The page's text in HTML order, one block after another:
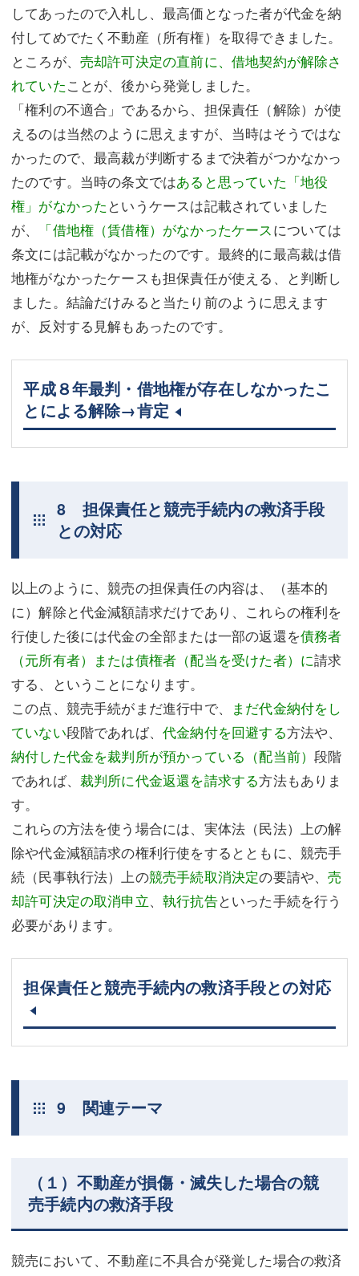
してあったので入札し、最高価となった者が代金を納
付してめでたく不動産（所有権）を取得できました。
ところが、 売却許可決定の直前に、借地契約が解除さ
れていたことが、後から発覚しました。
「権利の不適合」であるから、担保責任（解除）が使
えるのは当然のように思えますが、当時はそうではな
かったので、最高裁が判断するまで決着がつかなかっ
たのです。当時の条文ではあると思っていた「地役
権」がなかった というケースは記載されていました
が、
「借地権（賃借権）がなかったケースについては
条文には記載がなかったのです。最終的に最高裁は借
地権がなかったケースも担保責任が使える、と判断し
ました。結論だけみると当たり前のように思えます
が、反対する見解もあったのです。
平成８年最判・借地権が存在しなかったこ
とによる解除→肯定
8 担保責任と競売手続内の救済手段
との対応
以上のように、競売の担保責任の内容は、（基本的
に）解除と代金減額請求だけであり、これらの権利を
行使した後には代金の全部または一部の返還を債務者
（元所有者）または債権者（配当を受けた者）に請求
する、ということになります。
この点、競売手続がまだ進行中で、
まだ代金納付をし
ていない段階であれば、代金納付を回避する方法や、
納付した代金を裁判所が預かっている（配当前）段階
であれば、 裁判所に代金返還を請求する方法もありま
す。
これらの方法を使う場合には、実体法（民法）上の解
除や代金減額請求の権利行使をするとともに、競売手
続（民事執行法）上の競売手続取消決定の要請や、売
却許可決定の取消申立、執行抗告といった手続を行う
必要があります。
担保責任と競売手続内の救済手段との対応
9 関連テーマ
（１）不動産が損傷・滅失した場合の競
売手続内の救済手段
競売において、不動産に不具合が発覚した場合の救済